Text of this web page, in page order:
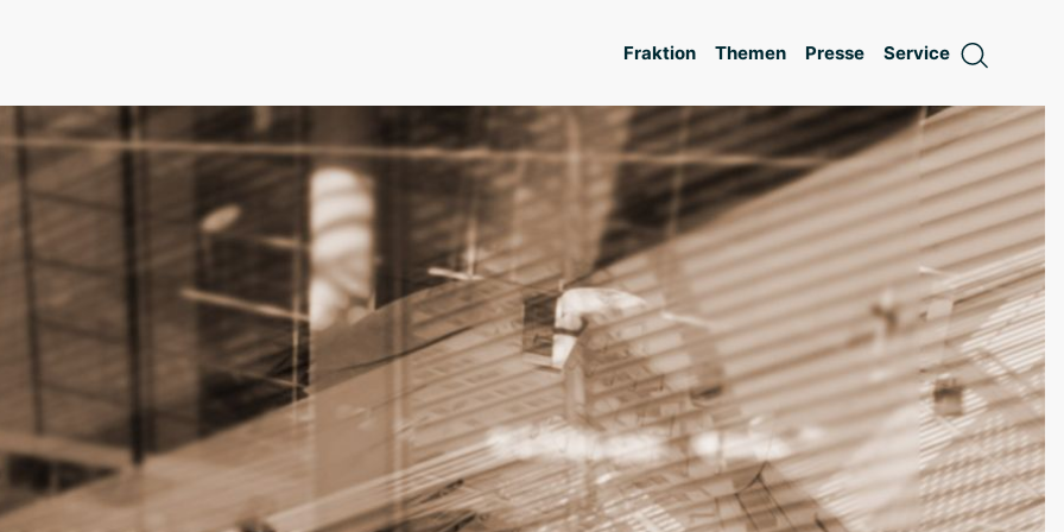
Fraktion Themen Presse Service